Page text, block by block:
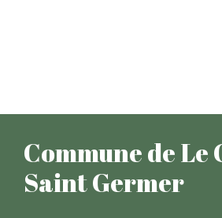
Commune de Le
Saint Germer